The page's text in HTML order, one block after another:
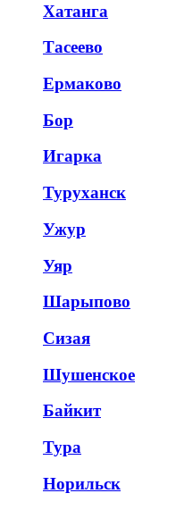
Хатанга
Тасеево
Ермаково
Бор
Игарка
Туруханск
Ужур
Уяр
Шарыпово
Сизая
Шушенское
Байкит
Тура
Норильск